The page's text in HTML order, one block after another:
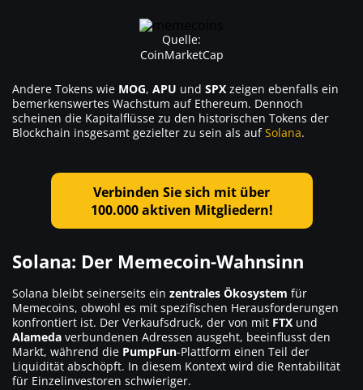
Quelle:
CoinMarketCap
Andere Tokens wie MOG, APU und SPX zeigen ebenfalls ein
bemerkenswertes Wachstum auf Ethereum. Dennoch
scheinen die Kapitalflüsse zu den historischen Tokens der
Blockchain insgesamt gezielter zu sein als aufSolana.
Verbinden Sie sich mit über
100.000 aktiven Mitgliedern!
Solana: Der Memecoin-Wahnsinn
Solana bleibt seinerseits ein zentrales Ökosystem für
Memecoins, obwohl es mit spezifischen Herausforderungen
konfrontiert ist. Der Verkaufsdruck, der von mit FTX und
Alameda verbundenen Adressen ausgeht, beeinflusst den
Markt, während die PumpFun-Plattform einen Teil der
Liquidität abschöpft. In diesem Kontext wird die Rentabilität
für Einzelinvestoren schwieriger.